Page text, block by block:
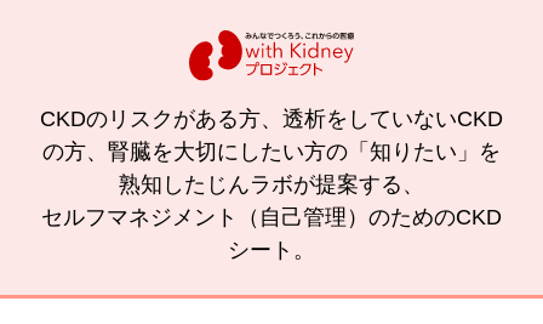
CKDのリスクがある方、透析をしていないCKD
の方、腎臓を大切にしたい方の「知りたい」を
熟知したじんラボが提案する、
セルフマネジメント（自己管理）のためのCKD
シート。